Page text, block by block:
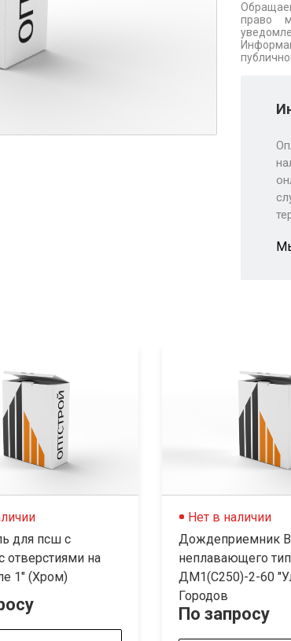
право
для псш с
отверстиями на
1" (Хром)
Нет в наличии
Дождеприемник
неплавающего
ДМ1(С250)-2-60
Городов
По запросу